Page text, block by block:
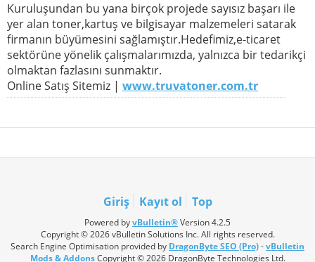
Kuruluşundan bu yana birçok projede sayısız başarı ile
yer alan toner,kartuş ve bilgisayar malzemeleri satarak
firmanın büyümesini sağlamıştır.Hedefimiz,e-ticaret
sektörüne yönelik çalışmalarımızda, yalnızca bir tedarikçi
olmaktan fazlasını sunmaktır.
Online Satış Sitemiz | www.truvatoner.com.tr
Giriş Kayıt ol Top
Powered byvBulletin®Version 4.2.5
Copyright © 2026 vBulletin Solutions Inc. All rights reserved.
Search Engine Optimisation provided by DragonByte SEO (Pro)-vBulletin
Mods & AddonsCopyright © 2026 DragonByte Technologies Ltd.